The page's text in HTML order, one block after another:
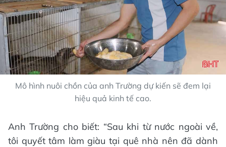
Mô hình nuôi chồn của anh Trường dự kiến sẽ đem lại
hiệu quả kinh tế cao.
Anh Trường cho biết: “Sau khi từ nước ngoài về,
tôi quyết tâm làm giàu tại quê nhà nên đã dành